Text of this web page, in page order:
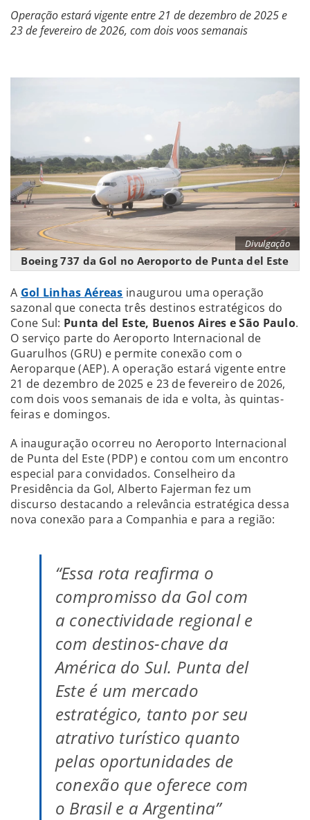
Operação estará vigente entre 21 de dezembro de 2025 e
23 de fevereiro de 2026, com dois voos semanais
Divulgação
Boeing 737 da Gol no Aeroporto de Punta del Este
A Gol Linhas Aéreas inaugurou uma operação
sazonal que conecta três destinos estratégicos do
Cone Sul: Punta del Este, Buenos Aires e São Paulo.
O serviço parte do Aeroporto Internacional de
Guarulhos (GRU) e permite conexão com o
Aeroparque (AEP). A operação estará vigente entre
21 de dezembro de 2025 e 23 de fevereiro de 2026,
com dois voos semanais de ida e volta, às quintas-
feiras e domingos.
A inauguração ocorreu no Aeroporto Internacional
de Punta del Este (PDP) e contou com um encontro
especial para convidados. Conselheiro da
Presidência da Gol, Alberto Fajerman fez um
discurso destacando a relevância estratégica dessa
nova conexão para a Companhia e para a região:
“Essa rota reafirma o
compromisso da Gol com
a conectividade regional e
com destinos-chave da
América do Sul. Punta del
Este é um mercado
estratégico, tanto por seu
atrativo turístico quanto
pelas oportunidades de
conexão que oferece com
o Brasil e a Argentina”